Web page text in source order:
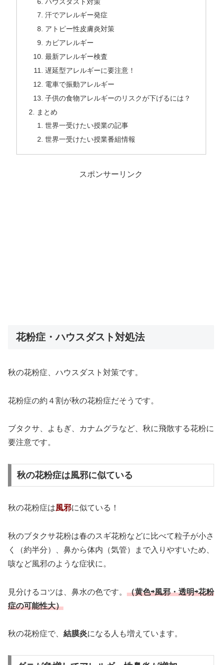
汗でアレルギー発症
アトピー性皮膚炎対策
カビアレルギー
最新アレルギー検査
遅延型アレルギーに要注意！
電車で振動アレルギー
子供の食物アレルギーのリスクが下げるには？
まとめ
世界一受けたい授業の記事
世界一受けたい授業番組情報
スポンサーリンク
花粉症・ハウスダスト対処法
秋の花粉症、ハウスダスト対策です。
花粉症の約４割が秋の花粉症だそうです。
ブタクサ、よもぎ、カナムグラなど、秋に飛散する花粉に
要注意です。
秋の花粉症は風邪に似ている
秋の花粉症は風邪に似ている！
秋のブタクサ花粉は春のスギ花粉などに比べて粒子が小さ
く（約半分）、鼻から体内（気管）まで入りやすいため、
咳など風邪のような症状に。
見分けるコツは、鼻水の色です。 （黄色⇨風邪・透明⇨花粉
症の可能性大）
秋の花粉症で、 結膜炎になる人も増えています。